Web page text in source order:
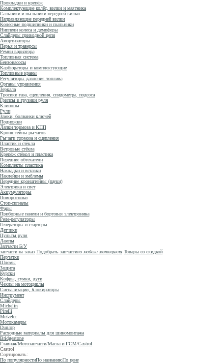
Прокладки и крепёж
Комплектующие колёс, вилки и маятника
Сальники и пыльники передней вилки
Направляющие передней вилки
Колёсные подшипники и пыльники
Ниппели колеса и демпферы
Слайдеры приводной цепи
Амортизаторы
Перья и траверсы
Ремни вариатора
Топливная система
Бензонасосы
Карбюраторы и комплектующие
Топливные краны
Регуляторы давления топлива
Органы управления
Зеркала
Тросики газа, сцепления, спидометра, подсоса
Грипсы и грузики руля
Клипоны
Рули
Замки, болванки ключей
Подножки
Лапки тормоза и КПП
Кронштейны рычагов
Рычаги тормоза и сцепления
Пластик и стёкла
Ветровые стёкла
Крепёж стёкол и пластика
Передние обтекатели
Комплекты пластика
Накладки и вставки
Наклейки и эмблемы
Передние кронштейны (пауки)
Электрика и свет
Аккумуляторы
Поворотники
Стоп-сигналы
Фары
Приборные панели и бортовая электроника
Реле-регуляторы
Генераторы и стартёры
Датчики
Пульты руля
Лампы
Запчасти Б/У
запчасти на заказ Подобрать запчастипо модели мотоцикла Товары со скидкой
Перчатки
Шлемы
Защита
Куртки
Кофры, сумки, дуги
Чехлы на мотоциклы
Сигнализации, Блокираторы
Инструмент
Слайдеры
Michelin
Pirelli
Metzeler
Мотокамеры
Dunlop
Расходные материалы для шиномонтажа
Bridgestone
Главная/Мотозапчасти/Масла и ГСМ/Castrol
Castrol
Сортировать:
По популярностиПо названиюПо цене